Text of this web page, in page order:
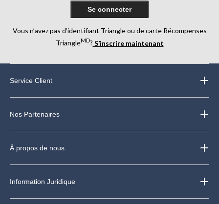
Se connecter
Vous n’avez pas d’identifiant Triangle ou de carte Récompenses
TriangleMD? S’inscrire maintenant
Service Client
Nos Partenaires
À propos de nous
Information Juridique